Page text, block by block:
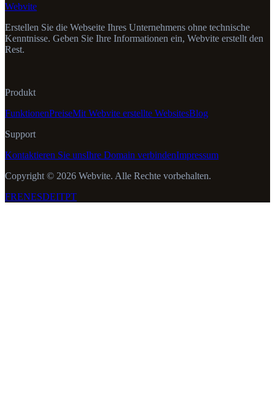
Webvite
Erstellen Sie die Webseite Ihres Unternehmens ohne technische
Kenntnisse. Geben Sie Ihre Informationen ein, Webvite erstellt den
Rest.
Produkt
FunktionenPreiseMit Webvite erstellte WebsitesBlog
Support
Kontaktieren Sie unsIhre Domain verbindenImpressum
Copyright © 2026 Webvite. Alle Rechte vorbehalten.
FRENESDEITPT